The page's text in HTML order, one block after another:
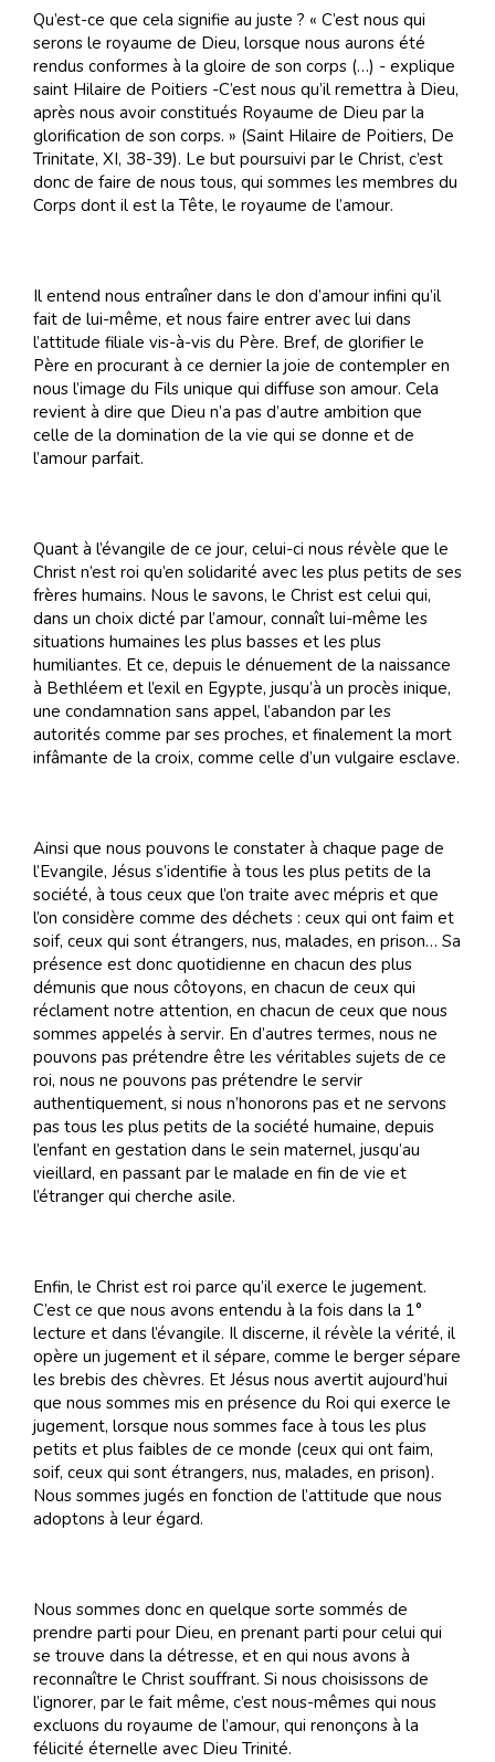
Qu’est-ce que cela signifie au juste ? « C’est nous qui
serons le royaume de Dieu, lorsque nous aurons été
rendus conformes à la gloire de son corps (…) - explique
saint Hilaire de Poitiers -C’est nous qu’il remettra à Dieu,
après nous avoir constitués Royaume de Dieu par la
glorification de son corps. » (Saint Hilaire de Poitiers, De
Trinitate, XI, 38-39). Le but poursuivi par le Christ, c’est
donc de faire de nous tous, qui sommes les membres du
Corps dont il est la Tête, le royaume de l’amour.
Il entend nous entraîner dans le don d’amour infini qu’il
fait de lui-même, et nous faire entrer avec lui dans
l’attitude filiale vis-à-vis du Père. Bref, de glorifier le
Père en procurant à ce dernier la joie de contempler en
nous l’image du Fils unique qui diffuse son amour. Cela
revient à dire que Dieu n’a pas d’autre ambition que
celle de la domination de la vie qui se donne et de
l’amour parfait.
Quant à l’évangile de ce jour, celui-ci nous révèle que le
Christ n’est roi qu’en solidarité avec les plus petits de ses
frères humains. Nous le savons, le Christ est celui qui,
dans un choix dicté par l’amour, connaît lui-même les
situations humaines les plus basses et les plus
humiliantes. Et ce, depuis le dénuement de la naissance
à Bethléem et l’exil en Egypte, jusqu’à un procès inique,
une condamnation sans appel, l’abandon par les
autorités comme par ses proches, et finalement la mort
infâmante de la croix, comme celle d’un vulgaire esclave.
Ainsi que nous pouvons le constater à chaque page de
l’Evangile, Jésus s’identifie à tous les plus petits de la
société, à tous ceux que l’on traite avec mépris et que
l’on considère comme des déchets : ceux qui ont faim et
soif, ceux qui sont étrangers, nus, malades, en prison… Sa
présence est donc quotidienne en chacun des plus
démunis que nous côtoyons, en chacun de ceux qui
réclament notre attention, en chacun de ceux que nous
sommes appelés à servir. En d’autres termes, nous ne
pouvons pas prétendre être les véritables sujets de ce
roi, nous ne pouvons pas prétendre le servir
authentiquement, si nous n’honorons pas et ne servons
pas tous les plus petits de la société humaine, depuis
l’enfant en gestation dans le sein maternel, jusqu’au
vieillard, en passant par le malade en fin de vie et
l’étranger qui cherche asile.
Enfin, le Christ est roi parce qu’il exerce le jugement.
C’est ce que nous avons entendu à la fois dans la 1°
lecture et dans l’évangile. Il discerne, il révèle la vérité, il
opère un jugement et il sépare, comme le berger sépare
les brebis des chèvres. Et Jésus nous avertit aujourd’hui
que nous sommes mis en présence du Roi qui exerce le
jugement, lorsque nous sommes face à tous les plus
petits et plus faibles de ce monde (ceux qui ont faim,
soif, ceux qui sont étrangers, nus, malades, en prison).
Nous sommes jugés en fonction de l’attitude que nous
adoptons à leur égard.
Nous sommes donc en quelque sorte sommés de
prendre parti pour Dieu, en prenant parti pour celui qui
se trouve dans la détresse, et en qui nous avons à
reconnaître le Christ souffrant. Si nous choisissons de
l’ignorer, par le fait même, c’est nous-mêmes qui nous
excluons du royaume de l’amour, qui renonçons à la
félicité éternelle avec Dieu Trinité.